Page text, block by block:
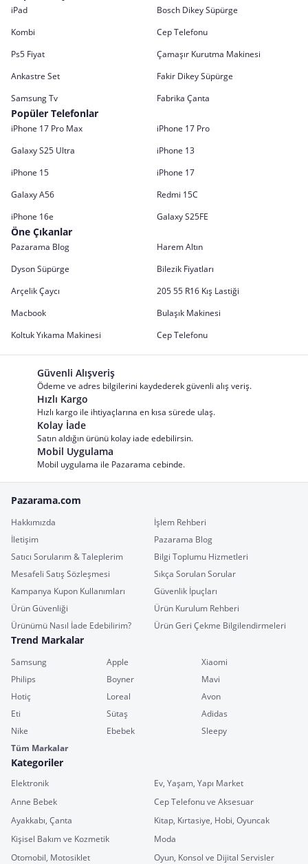
iPad
Bosch Dikey Süpürge
Kombi
Cep Telefonu
Ps5 Fiyat
Çamaşır Kurutma Makinesi
Ankastre Set
Fakir Dikey Süpürge
Samsung Tv
Fabrika Çanta
Popüler Telefonlar
iPhone 17 Pro Max
iPhone 17 Pro
Galaxy S25 Ultra
iPhone 13
iPhone 15
iPhone 17
Galaxy A56
Redmi 15C
iPhone 16e
Galaxy S25FE
Öne Çıkanlar
Pazarama Blog
Harem Altın
Dyson Süpürge
Bilezik Fiyatları
Arçelik Çaycı
205 55 R16 Kış Lastiği
Macbook
Bulaşık Makinesi
Koltuk Yıkama Makinesi
Cep Telefonu
Güvenli Alışveriş
Ödeme ve adres bilgilerini kaydederek güvenli alış veriş.
Hızlı Kargo
Hızlı kargo ile ihtiyaçlarına en kısa sürede ulaş.
Kolay İade
Satın aldığın ürünü kolay iade edebilirsin.
Mobil Uygulama
Mobil uygulama ile Pazarama cebinde.
Pazarama.com
Hakkımızda
İşlem Rehberi
İletişim
Pazarama Blog
Satıcı Sorularım & Taleplerim
Bilgi Toplumu Hizmetleri
Mesafeli Satış Sözleşmesi
Sıkça Sorulan Sorular
Kampanya Kupon Kullanımları
Güvenlik İpuçları
Ürün Güvenliği
Ürün Kurulum Rehberi
Ürünümü Nasıl İade Edebilirim?
Ürün Geri Çekme Bilgilendirmeleri
Trend Markalar
Samsung Apple
Xiaomi
Philips
Boyner
Mavi
Hotiç
Loreal
Avon
Eti
Sütaş
Adidas
Nike
Ebebek
Sleepy
Tüm Markalar
Kategoriler
Elektronik
Ev, Yaşam, Yapı Market
Anne Bebek
Cep Telefonu ve Aksesuar
Ayakkabı, Çanta
Kitap, Kırtasiye, Hobi, Oyuncak
Kişisel Bakım ve Kozmetik
Moda
Otomobil, Motosiklet
Oyun, Konsol ve Dijital Servisler